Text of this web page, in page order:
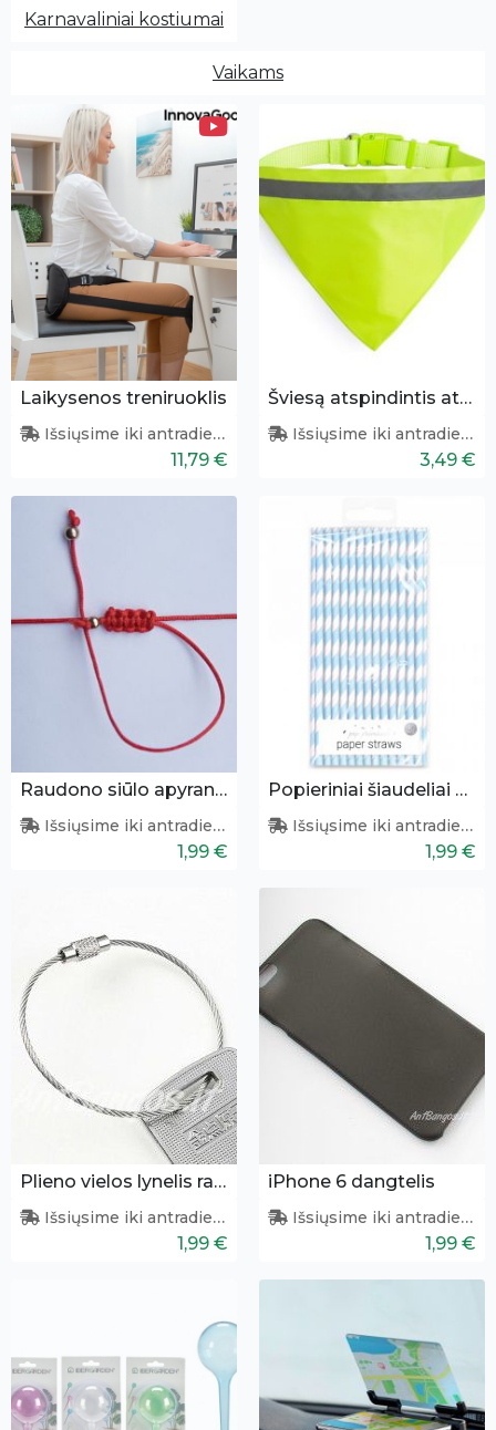
Karnavaliniai kostiumai
Vaikams
Laikysenos treniruoklis
Išsiųsime iki antradienio
11,79 €
Šviesą atspindintis atšvaitas šunims
Išsiųsime iki antradienio
3,49 €
Raudono siūlo apyrankė
Išsiųsime iki antradienio
1,99 €
Popieriniai šiaudeliai 40vnt.
Išsiųsime iki antradienio
1,99 €
Plieno vielos lynelis raktams
Išsiųsime iki antradienio
1,99 €
iPhone 6 dangtelis
Išsiųsime iki antradienio
1,99 €